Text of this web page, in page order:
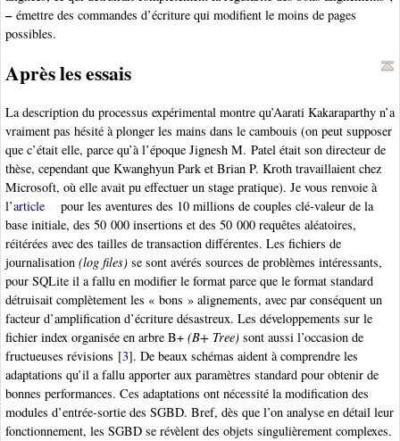
–émettre des commandes d’écriture qui modifient le moins de pages
possibles.
Après les essais
La description du processus expérimental montre qu’Aarati Kakaraparthy n’a
vraiment pas hésité à plonger les mains dans le cambouis (on peut supposer
que c’était elle, parce qu’à l’époque Jignesh M. Patel était son directeur de
thèse, cependant que Kwanghyun Park et Brian P. Kroth travaillaient chez
Microsoft, où elle avait pu effectuer un stage pratique). Je vous renvoie à
l’article
pour les aventures des 10 millions de couples clé-valeur de la
base initiale, des 50 000 insertions et des 50 000 requêtes aléatoires,
réitérées avec des tailles de transaction différentes. Les fichiers de
journalisation (log files) se sont avérés sources de problèmes intéressants,
pour SQLite il a fallu en modifier le format parce que le format standard
détruisait complètement les « bons » alignements, avec par conséquent un
facteur d’amplification d’écriture désastreux. Les développements sur le
fichier index organisée en arbre B+ (B+ Tree) sont aussi l’occasion de
fructueuses révisions [3]. De beaux schémas aident à comprendre les
adaptations qu’il a fallu apporter aux paramètres standard pour obtenir de
bonnes performances. Ces adaptations ont nécessité la modification des
modules d’entrée-sortie des SGBD. Bref, dès que l’on analyse en détail leur
fonctionnement, les SGBD se révèlent des objets singulièrement complexes.